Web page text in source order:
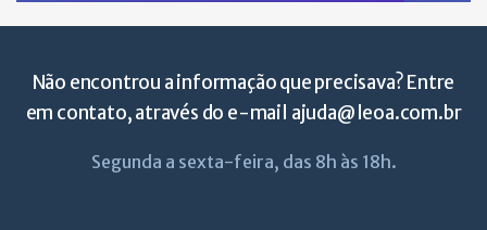
Não encontrou a informação que precisava? Entre
em contato, através do e-mail ajuda@leoa.com.br
Segunda a sexta-feira, das 8h às 18h.